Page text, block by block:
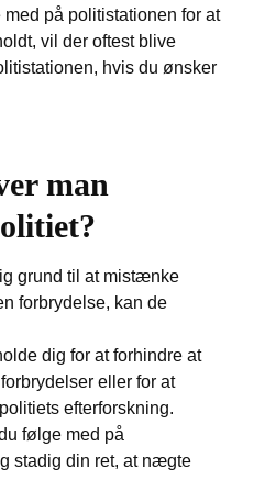
på politistationen for at
vil der oftest blive
hvis du ønsker
man
grund til at mistænke
forbrydelse, kan de
dig for at forhindre at
eller for at
efterforskning.
følge med på
stadig din ret, at nægte